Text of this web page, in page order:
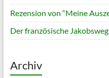
Rezension von “Meine
Der französische
Archiv